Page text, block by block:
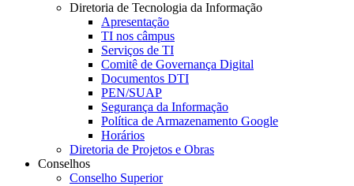
Diretoria de Tecnologia da Informação
Apresentação
TI nos câmpus
Serviços de TI
Comitê de Governança Digital
Documentos DTI
PEN/SUAP
Segurança da Informação
Política de Armazenamento Google
Horários
Diretoria de Projetos e Obras
Conselhos
Conselho Superior